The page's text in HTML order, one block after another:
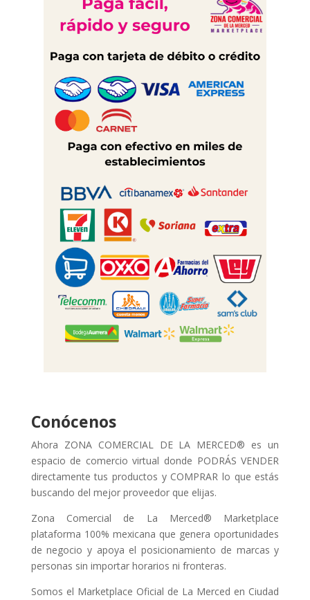
Conócenos
Ahora ZONA COMERCIAL DE LA MERCED® es un
espacio de comercio virtual donde PODRÁS VENDER
directamente tus productos y COMPRAR lo que estás
buscando del mejor proveedor que elijas.
Zona Comercial de La Merced® Marketplace
plataforma 100% mexicana que genera oportunidades
de negocio y apoya el posicionamiento de marcas y
personas sin importar horarios ni fronteras.
Somos el Marketplace Oficial de La Merced en Ciudad